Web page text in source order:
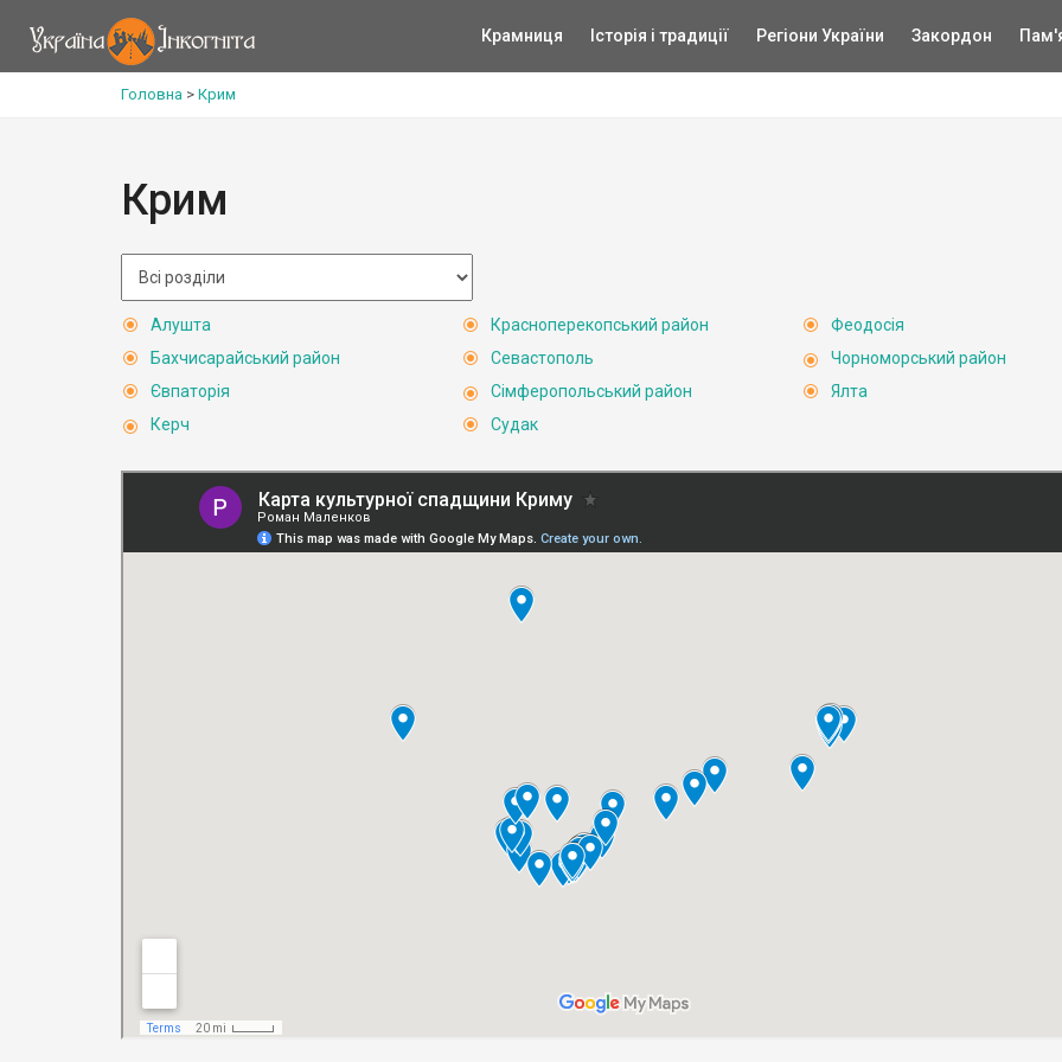
Крамниця Історія і традиції Регіони України Закордон
Головна > Крим
Крим
Алушта
Бахчисарайський район
Євпаторія
Керч
Красноперекопський район
Севастополь
Сімферопольський район
Судак
Феодосія
Чорноморський район
Ялта